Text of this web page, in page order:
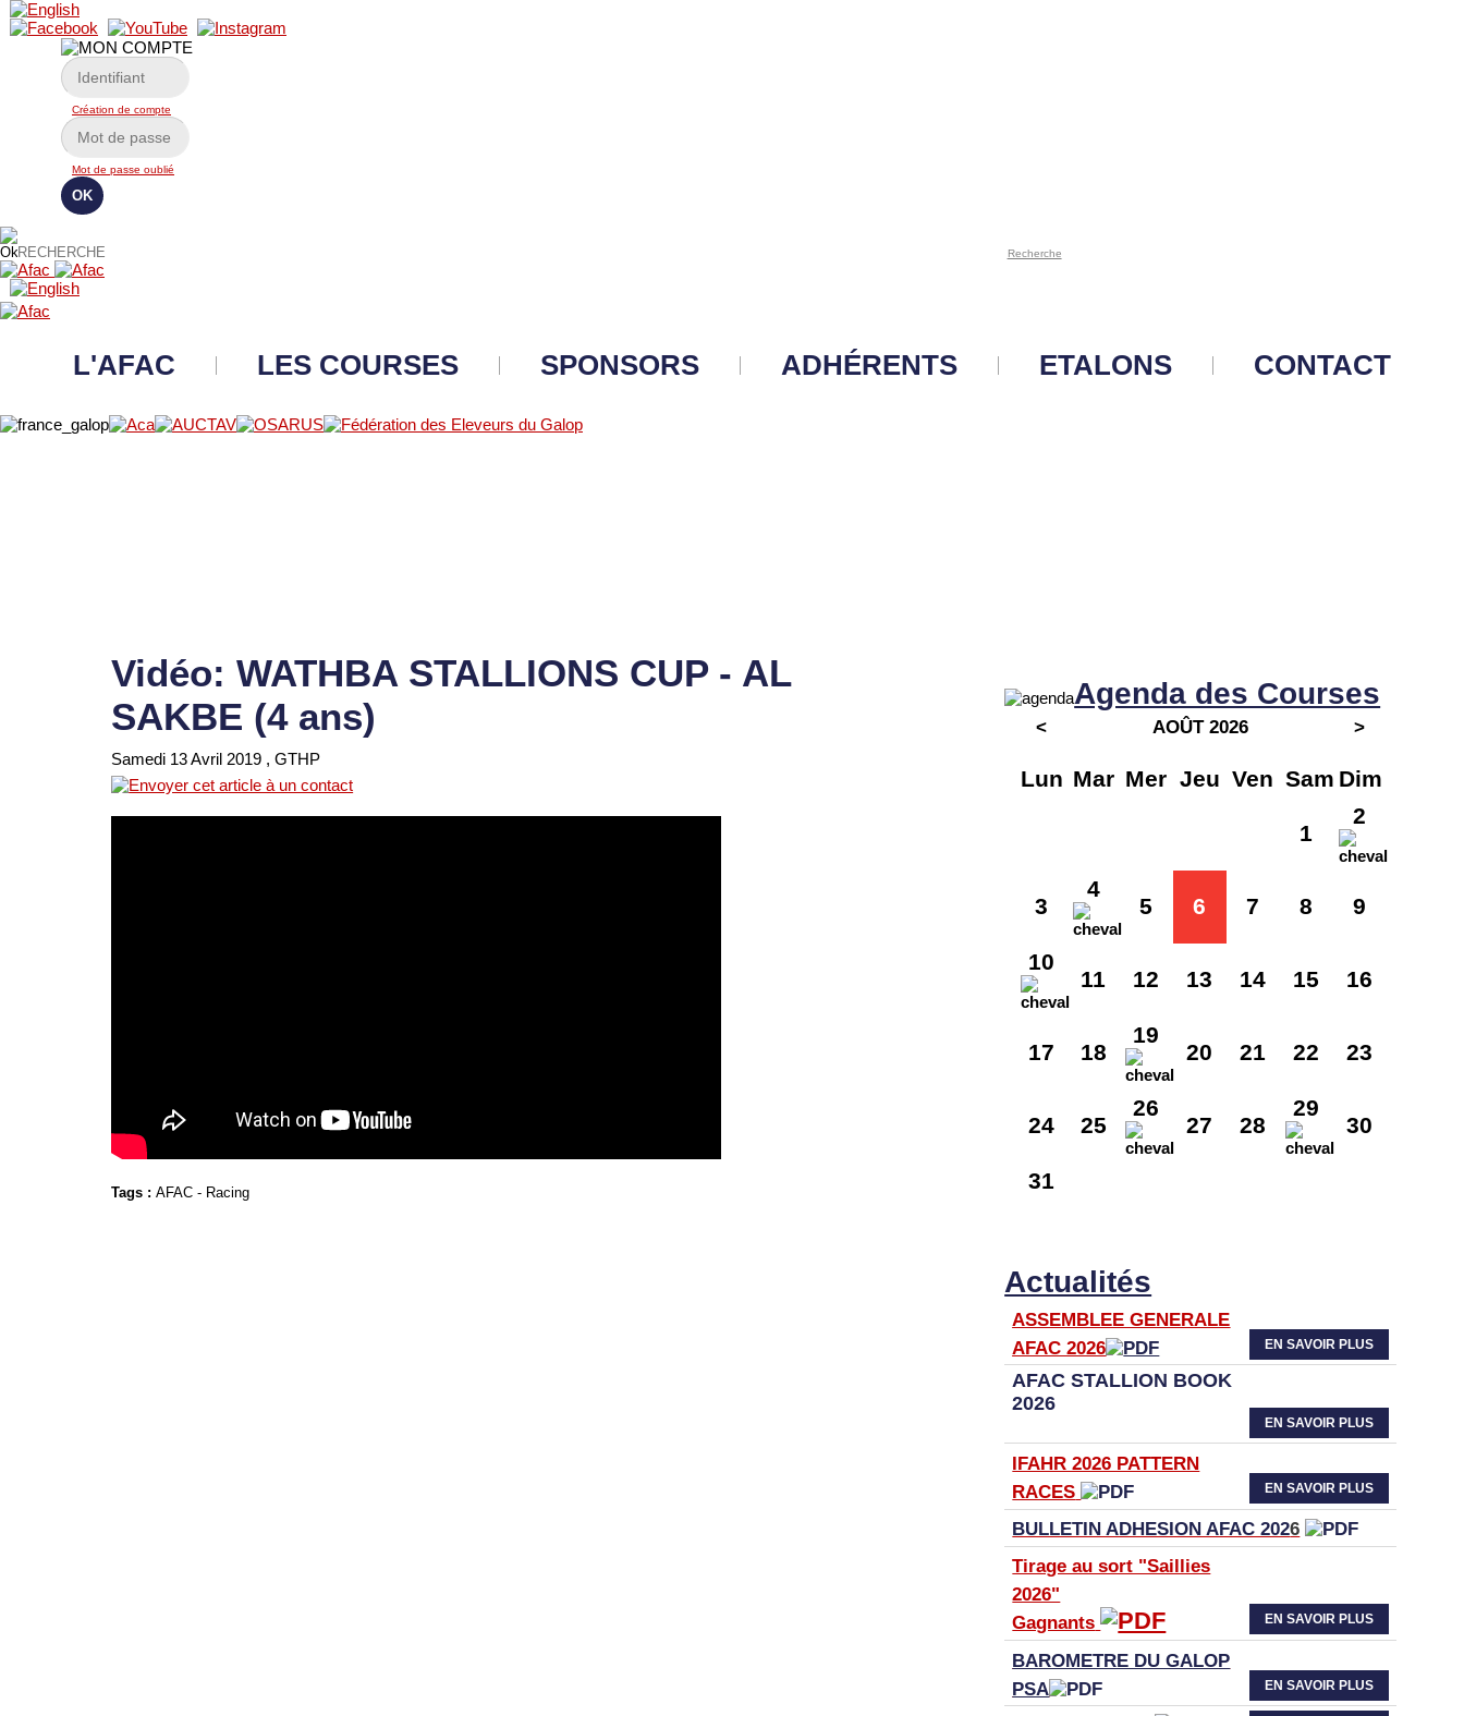
Création de compte
Mot de passe oublié
Recherche
L'AFAC LES COURSES SPONSORS ADHÉRENTS ETALONS CONTACT
Vidéo: WATHBA STALLIONS CUP - AL
SAKBE (4 ans)
Samedi 13 Avril 2019 , GTHP
Tags :AFAC - Racing
Agenda des Courses
< AOÛT 2026 >
Lun Mar Mer Jeu Ven Sam Dim
1
2
3
4
5 6 7 8 9
10
11 12 13 14 15 16
17 18
19
20 21 22 23
24 25
26
27 28
29
30
31
Actualités
ASSEMBLEE GENERALE
AFAC 2026
EN SAVOIR PLUS
AFAC STALLION BOOK
2026
EN SAVOIR PLUS
IFAHR 2026 PATTERN
RACES
EN SAVOIR PLUS
BULLETIN ADHESION AFAC 2026
Tirage au sort "Saillies
2026"
Gagnants
EN SAVOIR PLUS
BAROMETRE DU GALOP
PSA
EN SAVOIR PLUS